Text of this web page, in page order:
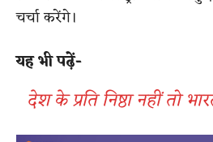
चर्चा करेंगे।
यह भी पढ़ें-
देश के प्रति निष्ठा नहीं तो